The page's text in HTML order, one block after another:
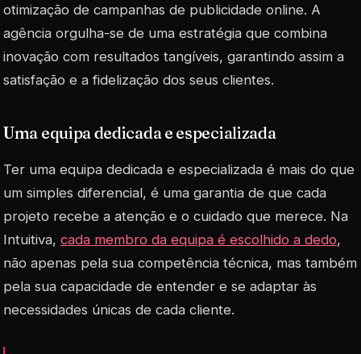
otimização de campanhas de publicidade online. A
agência orgulha-se de uma estratégia que combina
inovação com resultados tangíveis, garantindo assim a
satisfação e a fidelização dos seus clientes.
Uma equipa dedicada e especializada
Ter uma equipa dedicada e especializada é mais do que
um simples diferencial, é uma garantia de que cada
projeto recebe a atenção e o cuidado que merece. Na
Intuitiva, cada membro da equipa é escolhido a dedo,
não apenas pela sua competência técnica, mas também
pela sua capacidade de entender e se adaptar às
necessidades únicas de cada cliente.